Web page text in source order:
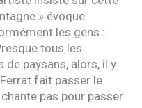
» évoque
les gens :
tous les
paysans, alors, il y
fait passer le
pas pour passer